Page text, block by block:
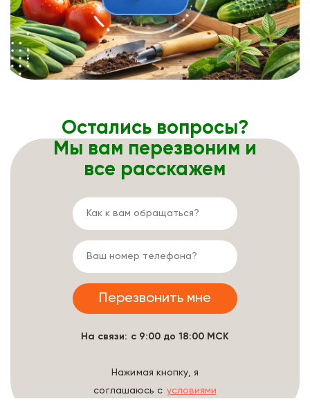
Остались вопросы?
Мы вам перезвоним и
все расскажем
На связи: с 9:00 до 18:00 МСК
Нажимая кнопку, я
соглашаюсь с условиями